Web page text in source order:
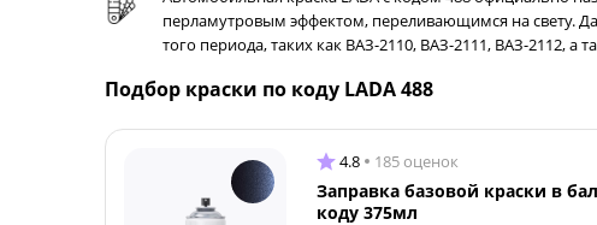
перламутровым эффектом, переливающимся на свету.
того периода, таких как ВАЗ-2110, ВАЗ-2111, ВАЗ-2112, а
Подбор краски по коду LADA 488
4.8 185 оценок
Заправка базовой краски в
коду 375мл